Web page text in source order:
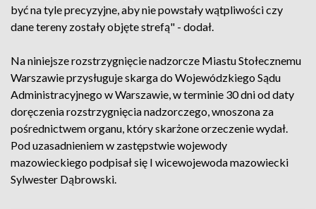
być na tyle precyzyjne, aby nie powstały wątpliwości czy
dane tereny zostały objęte strefą" - dodał.
Na niniejsze rozstrzygnięcie nadzorcze Miastu Stołecznemu
Warszawie przysługuje skarga do Wojewódzkiego Sądu
Administracyjnego w Warszawie, w terminie 30 dni od daty
doręczenia rozstrzygnięcia nadzorczego, wnoszona za
pośrednictwem organu, który skarżone orzeczenie wydał.
Pod uzasadnieniem w zastępstwie wojewody
mazowieckiego podpisał się I wicewojewoda mazowiecki
Sylwester Dąbrowski.